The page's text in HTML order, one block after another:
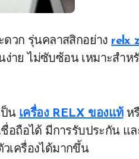
วก รุ่นคลาสสิกอย่าง relx
ง่าย ไม่ซับซ้อน เหมาะสำห
ป็น เครื่อง RELX ของแท้หรื
ถือได้ มีการรับประกัน แล
เครื่องได้มากขึ้น